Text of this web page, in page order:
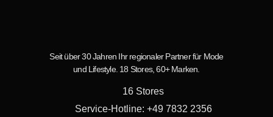
Seit über 30 Jahren Ihr regionaler Partner für Mode
und Lifestyle. 18 Stores, 60+ Marken.
16 Stores
Service-Hotline: +49 7832 2356